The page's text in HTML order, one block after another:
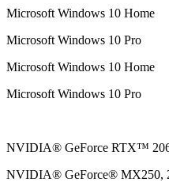
Microsoft Windows 10 Home
Microsoft Windows 10 Pro
Microsoft Windows 10 Home
Microsoft Windows 10 Pro
NVIDIA® GeForce RTX™
NVIDIA® GeForce® MX250,